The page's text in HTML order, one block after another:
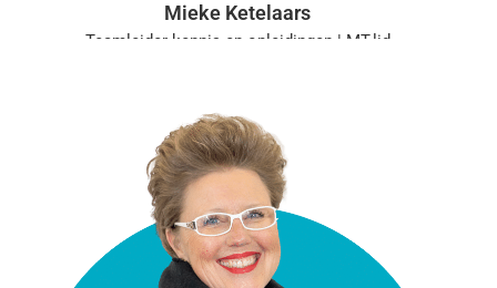
Mieke Ketelaars
Teamleider kennis en opleidingen | MT-lid
m.ketelaars@vgct.nl
0302303754